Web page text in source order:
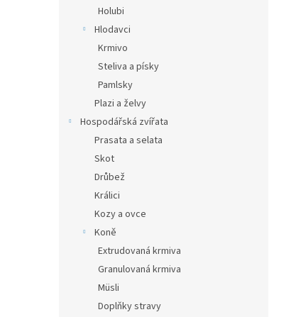
Holubi
Hlodavci
Krmivo
Steliva a písky
Pamlsky
Plazi a želvy
Hospodářská zvířata
Prasata a selata
Skot
Drůbež
Králici
Kozy a ovce
Koně
Extrudovaná krmiva
Granulovaná krmiva
Müsli
Doplňky stravy